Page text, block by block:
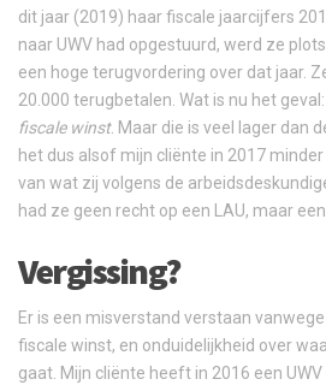
dit jaar (2019) haar fiscale jaarcijfers
naar UWV had opgestuurd, werd ze
een hoge terugvordering over dat jaar.
20.000 terugbetalen. Wat is nu het
fiscale winst. Maar die is veel lager dan
het dus alsof mijn cliënte in 2017
van wat zij volgens de
had ze geen recht op een LAU, maar een
Vergissing?
Er is een misverstand verstaan
fiscale winst, en onduidelijkheid over
gaat. Mijn cliënte heeft in 2016 een